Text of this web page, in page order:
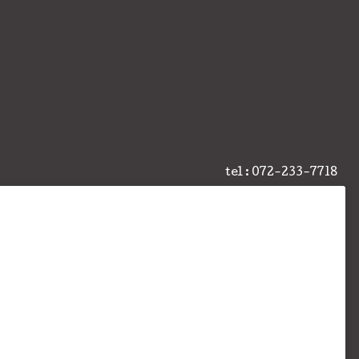
tel : 072-233-7718